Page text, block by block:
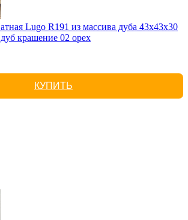
Lugo R191 из массива дуба 43х43х30
крашение 02 орех
КУПИТЬ